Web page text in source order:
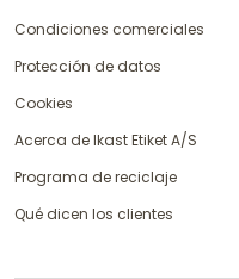
Condiciones comerciales
Protección de datos
Cookies
Acerca de Ikast Etiket A/S
Programa de reciclaje
Qué dicen los clientes